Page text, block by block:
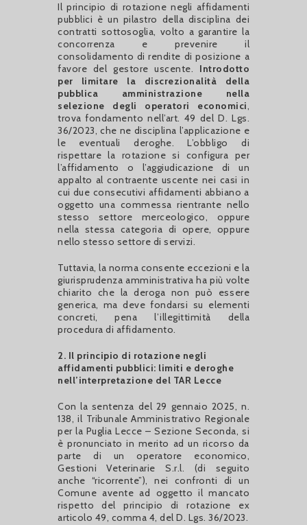
Il principio di rotazione negli affidamenti
pubblici è un pilastro della disciplina dei
contratti sottosoglia, volto a garantire la
concorrenza e prevenire il
consolidamento di rendite di posizione a
favore del gestore uscente. Introdotto
per limitare la discrezionalità della
pubblica amministrazione nella
selezione degli operatori economici,
trova fondamento nell’art. 49 del D. Lgs.
36/2023, che ne disciplina l’applicazione e
le eventuali deroghe. L’obbligo di
rispettare la rotazione si configura per
l’affidamento o l’aggiudicazione di un
appalto al contraente uscente nei casi in
cui due consecutivi affidamenti abbiano a
oggetto una commessa rientrante nello
stesso settore merceologico, oppure
nella stessa categoria di opere, oppure
nello stesso settore di servizi.
Tuttavia, la norma consente eccezioni e la
giurisprudenza amministrativa ha più volte
chiarito che la deroga non può essere
generica, ma deve fondarsi su elementi
concreti, pena l’illegittimità della
procedura di affidamento.
2. Il principio di rotazione negli
affidamenti pubblici: limiti e deroghe
nell’interpretazione del TAR Lecce
Con la sentenza del 29 gennaio 2025, n.
138, il Tribunale Amministrativo Regionale
per la Puglia Lecce – Sezione Seconda, si
è pronunciato in merito ad un ricorso da
parte di un operatore economico,
Gestioni Veterinarie S.r.l. (di seguito
anche “ricorrente”), nei confronti di un
Comune avente ad oggetto il mancato
rispetto del principio di rotazione ex
articolo 49, comma 4, del D. Lgs. 36/2023.